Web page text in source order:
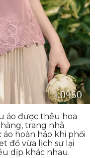
áo được thêu hoa
trang nhã
hoàn hảo khi phối
đồ vừa lịch sự lại
dịp khác nhau.